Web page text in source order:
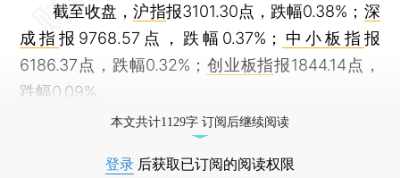
截至收盘，沪指报3101.30点，跌幅0.38%； 深
成指报9768.57点，跌幅0.37%； 中小板指 报
6186.37点，跌幅0.32%； 创业板指报1844.14点，
跌幅0.09%。
本文共计1129字 订阅后继续阅读
登录 后获取已订阅的阅读权限